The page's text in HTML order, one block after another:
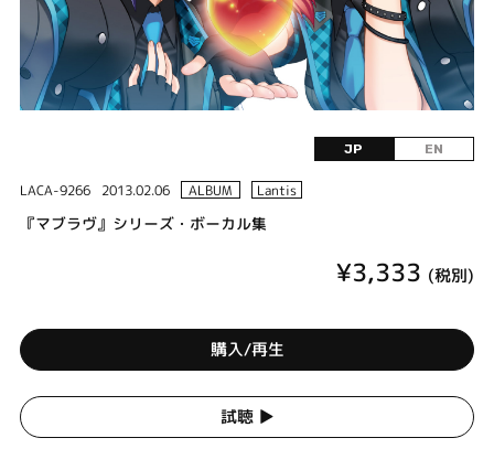
JP EN
LACA-9266 2013.02.06 ALBUM Lantis
『マブラヴ』シリーズ・ボーカル集
¥3,333 (税別)
購入/再生
試聴 ▶︎